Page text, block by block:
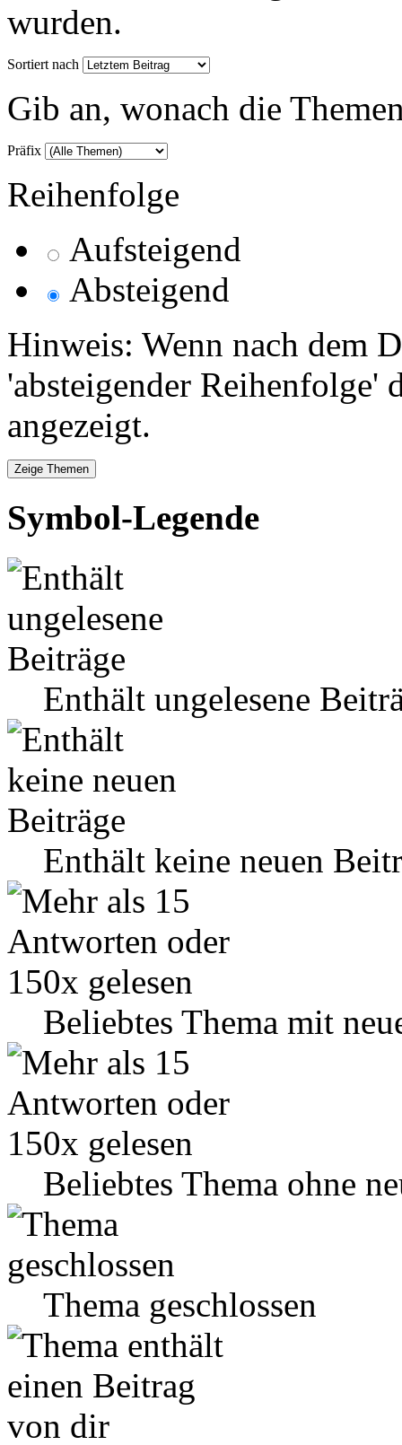
wurden.
Sortiert nach
Gib an, wonach die
Präfix
Reihenfolge
Aufsteigend
Absteigend
Hinweis: Wenn nach dem
'absteigender Reihenfolge'
angezeigt.
Symbol-Legende
Enthält ungelesene
Enthält keine neuen
Beliebtes Thema mit
Beliebtes Thema ohne
Thema geschlossen